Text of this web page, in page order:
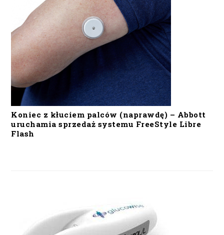
Koniec z kłuciem palców (naprawdę) – Abbott
uruchamia sprzedaż systemu FreeStyle Libre
Flash